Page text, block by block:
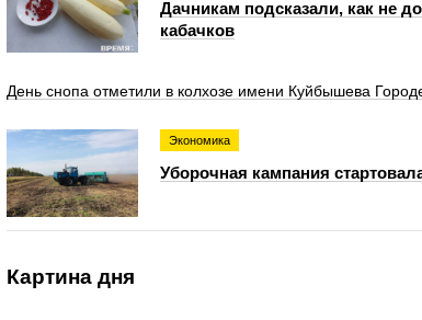
Дачникам подсказали, как не
кабачков
День снопа отметили в колхозе имени Куйбышева
Экономика
Уборочная кампания
Картина дня